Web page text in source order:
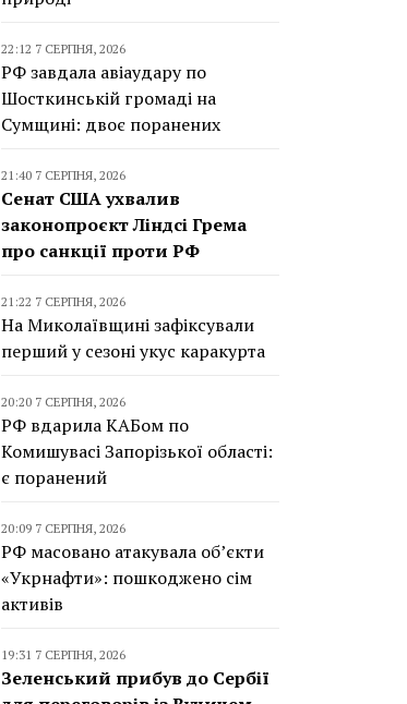
22:12 7 СЕРПНЯ, 2026
РФ завдала авіаудару по
Шосткинській громаді на
Сумщині: двоє поранених
21:40 7 СЕРПНЯ, 2026
Сенат США ухвалив
законопроєкт Ліндсі Грема
про санкції проти РФ
21:22 7 СЕРПНЯ, 2026
На Миколаївщині зафіксували
перший у сезоні укус каракурта
20:20 7 СЕРПНЯ, 2026
РФ вдарила КАБом по
Комишувасі Запорізької області:
є поранений
20:09 7 СЕРПНЯ, 2026
РФ масовано атакувала об’єкти
«Укрнафти»: пошкоджено сім
активів
19:31 7 СЕРПНЯ, 2026
Зеленський прибув до Сербії